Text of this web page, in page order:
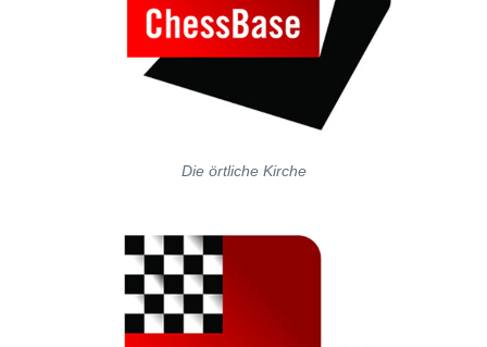
Die örtliche Kirche